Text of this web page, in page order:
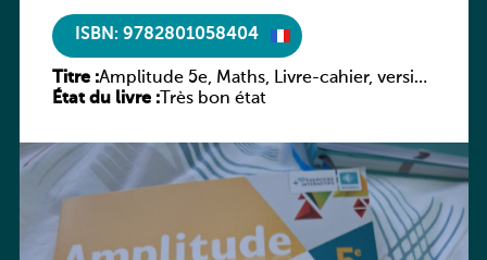
ISBN: 9782801058404
Titre :Amplitude 5e, Maths, Livre-cahier, version
luxembourgeoise
État du livre :Très bon état